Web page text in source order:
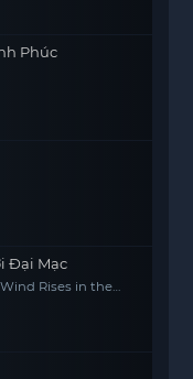
Phúc
Đại Mạc
Rises in the